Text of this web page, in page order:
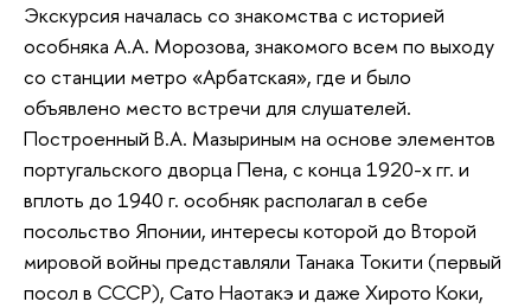
Экскурсия началась со знакомства с историей
особняка А.А. Морозова, знакомого всем по выходу
со станции метро «Арбатская», где и было
объявлено место встречи для слушателей.
Построенный В.А. Мазыриным на основе элементов
португальского дворца Пена, с конца 1920-х гг. и
вплоть до 1940 г. особняк располагал в себе
посольство Японии, интересы которой до Второй
мировой войны представляли Танака Токити (первый
посол в СССР), Сато Наотакэ и даже Хирото Коки,